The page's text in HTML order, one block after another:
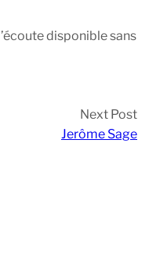
disponible sans
Next Post
Jerôme Sage